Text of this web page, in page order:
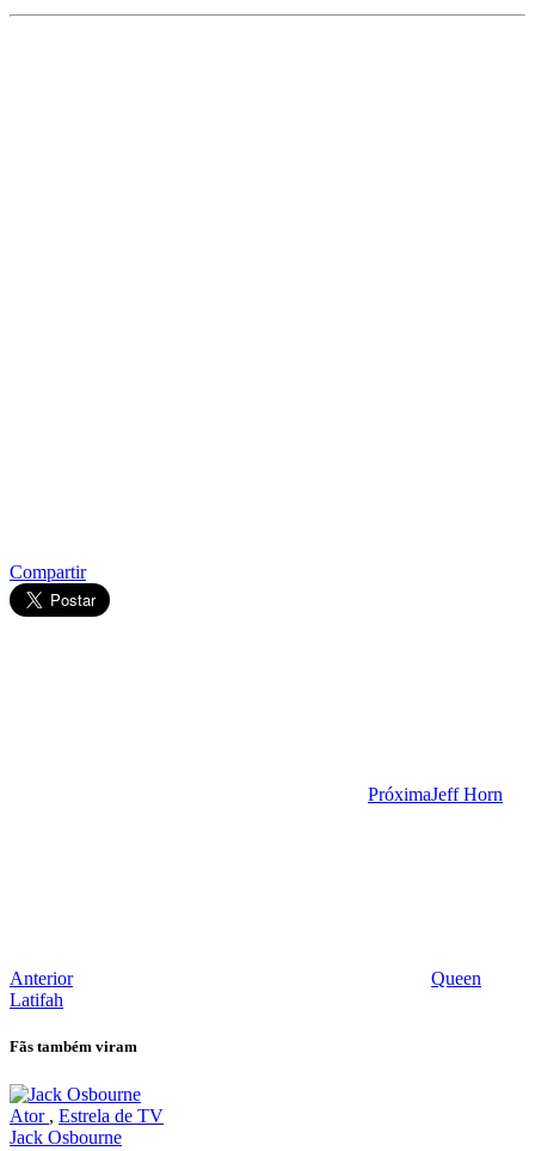
Compartir
PróximaJeff Horn
Anterior
Queen
Latifah
Fãs também viram
Ator , Estrela de TV
Jack Osbourne